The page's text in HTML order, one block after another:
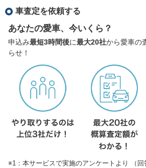
車査定を依頼する
あなたの愛車、今いくら？
申込み最短3時間後に最大20社から愛車の
らせ！
※1：本サービスで実施のアンケートより （回